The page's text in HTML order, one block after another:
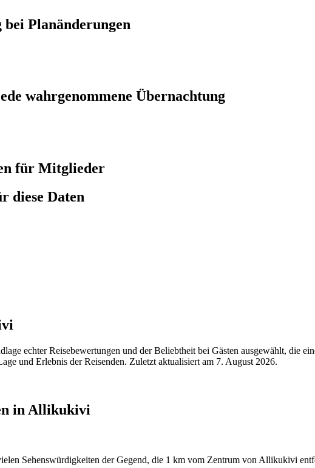
Planänderungen
wahrgenommene Übernachtung
für Mitglieder
diese Daten
echter Reisebewertungen und der Beliebtheit bei Gästen ausgewählt,
und Erlebnis der Reisenden. Zuletzt aktualisiert am 7. August 2026.
in Allikukivi
Sehenswürdigkeiten der Gegend, die 1 km vom Zentrum von Allikukivi